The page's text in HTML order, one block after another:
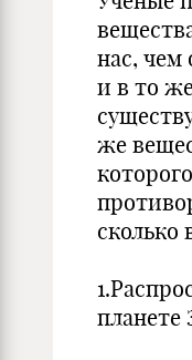
нас, чем
и в то
же
сколько
планете